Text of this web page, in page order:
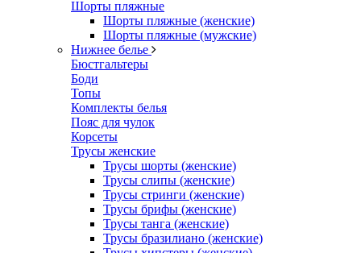
Шорты пляжные
Шорты пляжные (женские)
Шорты пляжные (мужские)
Нижнее белье
Бюстгальтеры
Боди
Топы
Комплекты белья
Пояс для чулок
Корсеты
Трусы женские
Трусы шорты (женские)
Трусы слипы (женские)
Трусы стринги (женские)
Трусы брифы (женские)
Трусы танга (женские)
Трусы бразилиано (женские)